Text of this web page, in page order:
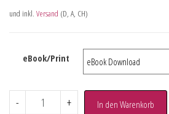
und inkl. Versand (D, A, CH)
eBook/Print
- + In den Warenkorb